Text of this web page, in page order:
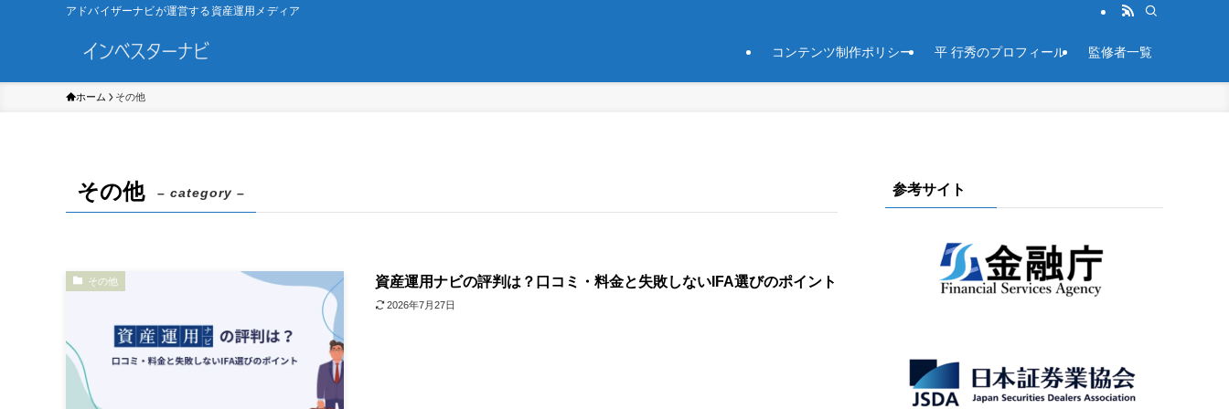
アドバイザーナビが運営する資産運用メディア
コンテンツ制作ポリシー 平 行秀のプロフィール 監修者一覧
ホーム その他
その他 – category –
その他 資産運用ナビの評判は？口コミ・料金と失敗しないIFA選びのポイント
2026年7月27日
参考サイト